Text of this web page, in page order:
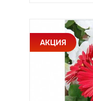
АКЦИЯ